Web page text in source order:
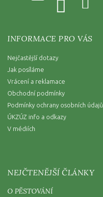
INFORMACE PRO VÁS
Nejčastější dotazy
Jak posíláme
Vrácení a reklamace
Obchodní podmínky
Podmínky ochrany osobních údajů
ÚKZÚZ info a odkazy
V médiích
NEJČTENĚJŠÍ ČLÁNKY
O PĚSTOVÁNÍ